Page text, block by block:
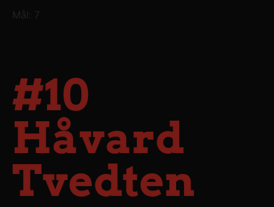
Mål: 7
#10
Håvard
Tvedten